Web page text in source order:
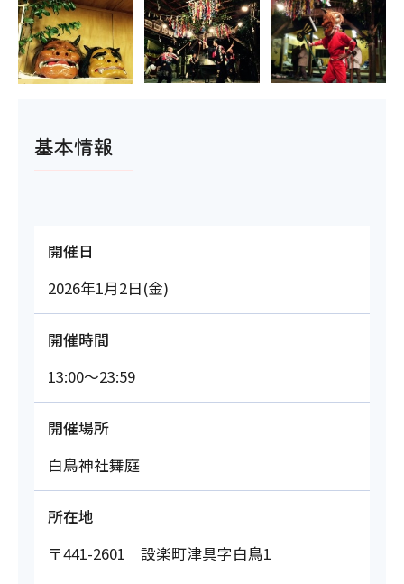
基本情報
開催日
2026年1月2日(金)
開催時間
13:00～23:59
開催場所
白鳥神社舞庭
所在地
〒441-2601 設楽町津具字白鳥1